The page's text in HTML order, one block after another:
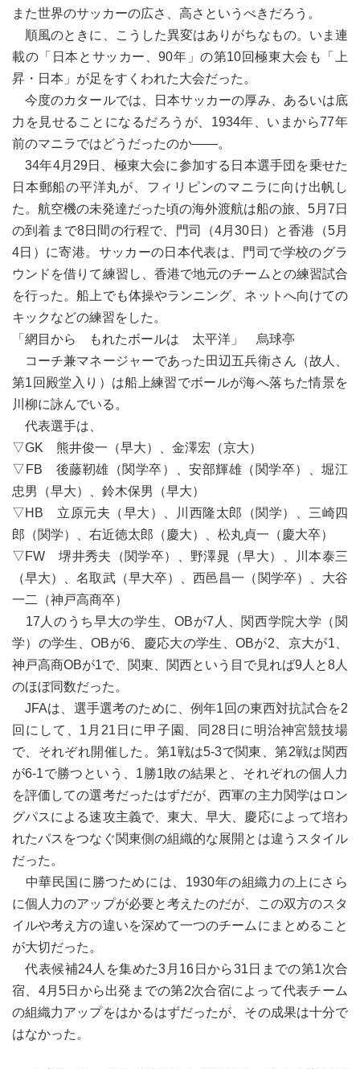
また世界のサッカーの広さ、高さというべきだろう。
順風のときに、こうした異変はありがちなもの。いま連
載の「日本とサッカー、90年」の第10回極東大会も「上
昇・日本」が足をすくわれた大会だった。
今度のカタールでは、日本サッカーの厚み、あるいは底
力を見せることになるだろうが、1934年、いまから77年
前のマニラではどうだったのか――。
34年4月29日、極東大会に参加する日本選手団を乗せた
日本郵船の平洋丸が、フィリピンのマニラに向け出帆し
た。航空機の未発達だった頃の海外渡航は船の旅、5月7日
の到着まで8日間の行程で、門司（4月30日）と香港（5月
4日）に寄港。サッカーの日本代表は、門司で学校のグラ
ウンドを借りて練習し、香港で地元のチームとの練習試合
を行った。船上でも体操やランニング、ネットへ向けての
キックなどの練習をした。
「網目から もれたボールは 太平洋」 烏球亭
コーチ兼マネージャーであった田辺五兵衛さん（故人、
第1回殿堂入り）は船上練習でボールが海へ落ちた情景を
川柳に詠んでいる。
代表選手は、
▽GK 熊井俊一（早大）、金澤宏（京大）
▽FB 後藤靭雄（関学卒）、安部輝雄（関学卒）、堀江
忠男（早大）、鈴木保男（早大）
▽HB 立原元夫（早大）、川西隆太郎（関学）、三崎四
郎（関学）、右近徳太郎（慶大）、松丸貞一（慶大卒）
▽FW 堺井秀夫（関学卒）、野澤晁（早大）、川本泰三
（早大）、名取武（早大卒）、西邑昌一（関学卒）、大谷
一二（神戸高商卒）
17人のうち早大の学生、OBが7人、関西学院大学（関
学）の学生、OBが6、慶応大の学生、OBが2、京大が1、
神戸高商OBが1で、関東、関西という目で見れば9人と8人
のほぼ同数だった。
JFAは、選手選考のために、例年1回の東西対抗試合を2
回にして、1月21日に甲子園、同28日に明治神宮競技場
で、それぞれ開催した。第1戦は5-3で関東、第2戦は関西
が6-1で勝つという、1勝1敗の結果と、それぞれの個人力
を評価しての選考だったはずだが、西軍の主力関学はロン
グパスによる速攻主義で、東大、早大、慶応によって培わ
れたパスをつなぐ関東側の組織的な展開とは違うスタイル
だった。
中華民国に勝つためには、1930年の組織力の上にさら
に個人力のアップが必要と考えたのだが、この双方のスタ
イルや考え方の違いを深めて一つのチームにまとめること
が大切だった。
代表候補24人を集めた3月16日から31日までの第1次合
宿、4月5日から出発までの第2次合宿によって代表チーム
の組織力アップをはかるはずだったが、その成果は十分で
はなかった。